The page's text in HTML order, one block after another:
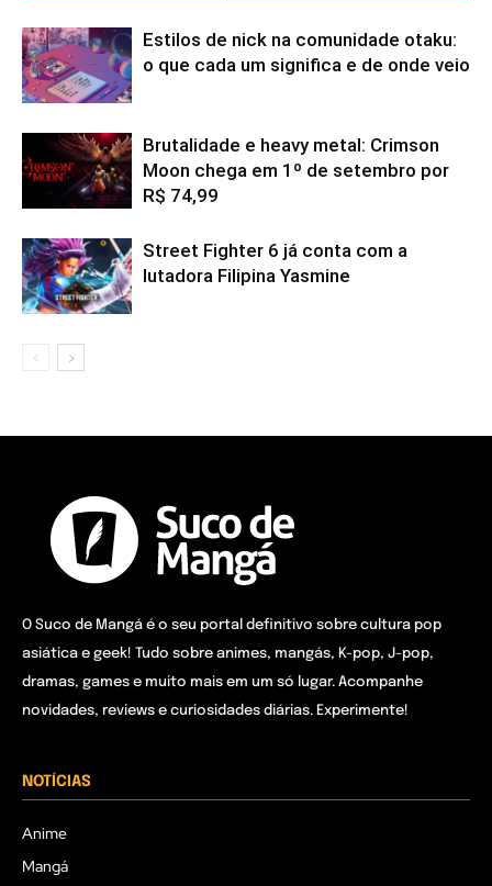
Estilos de nick na comunidade otaku:
o que cada um significa e de onde veio
Brutalidade e heavy metal: Crimson
Moon chega em 1º de setembro por
R$ 74,99
Street Fighter 6 já conta com a
lutadora Filipina Yasmine
O Suco de Mangá é o seu portal definitivo sobre cultura pop
asiática e geek! Tudo sobre animes, mangás, K-pop, J-pop,
dramas, games e muito mais em um só lugar. Acompanhe
novidades, reviews e curiosidades diárias. Experimente!
NOTÍCIAS
Anime
Mangá